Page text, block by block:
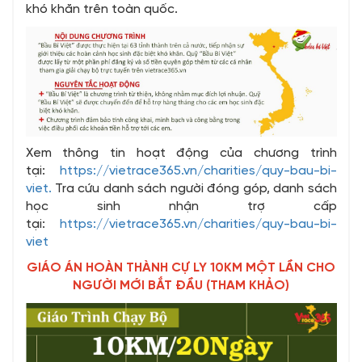
khó khăn trên toàn quốc.
Xem thông tin hoạt động của chương trình
tại:
https://vietrace365.vn/charities/quy-bau-bi-
viet. Tra cứu danh sách người đóng góp, danh sách
học sinh nhận trợ cấp
tại:
https://vietrace365.vn/charities/quy-bau-bi-
viet
GIÁO ÁN HOÀN THÀNH CỰ LY 10KM MỘT LẦN CHO
NGƯỜI MỚI BẮT ĐẦU (THAM KHẢO)